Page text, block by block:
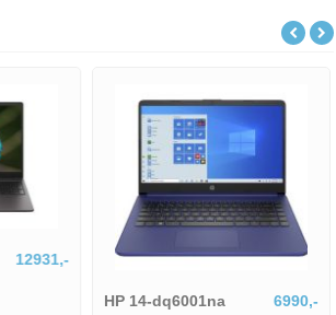
12931,-
HP 14-dq6001na 6990,-